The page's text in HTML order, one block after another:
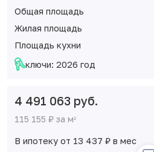
Общая площадь
Жилая площадь
Площадь кухни
ключи: 2026 год
4 491 063 руб.
115 155 ₽ за м2
В ипотеку от 13 437 ₽ в мес